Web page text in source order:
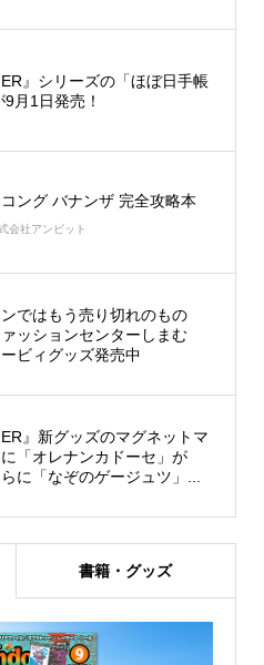
』シリーズの「ほぼ日手帳
月1日発売！
コング バナンザ 完全攻略本
会社アンビット
ではもう売り切れのもの
ッションセンターしまむ
ビィグッズ発売中
』新グッズのマグネットマ
「オレナンカドーセ」が
に「なぞのゲージュツ」...
書籍・グッズ